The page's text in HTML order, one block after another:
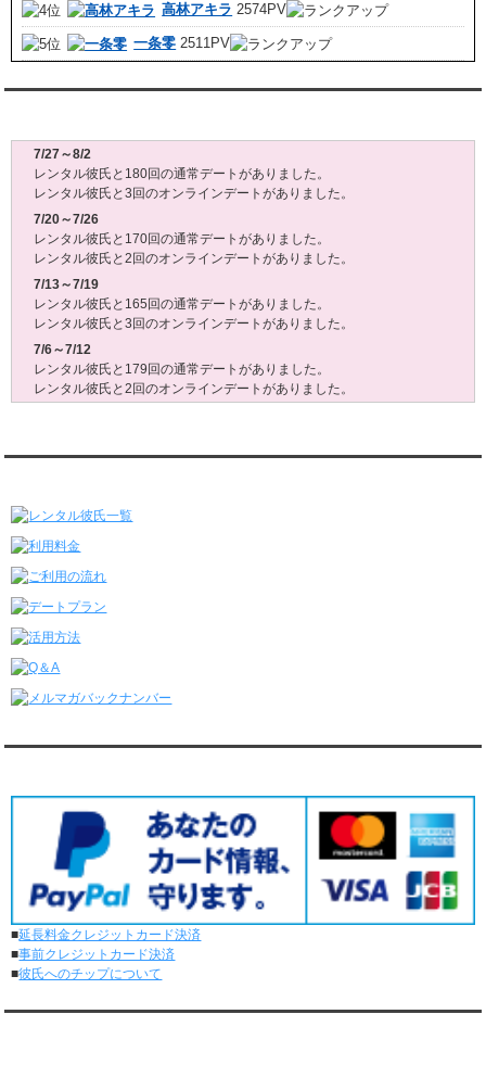
高林アキラ 2574PV
一条零 2511PV
7/27～8/2
レンタル彼氏と180回の通常デートがありました。
レンタル彼氏と3回のオンラインデートがありました。
7/20～7/26
レンタル彼氏と170回の通常デートがありました。
レンタル彼氏と2回のオンラインデートがありました。
7/13～7/19
レンタル彼氏と165回の通常デートがありました。
レンタル彼氏と3回のオンラインデートがありました。
7/6～7/12
レンタル彼氏と179回の通常デートがありました。
レンタル彼氏と2回のオンラインデートがありました。
レンタル彼氏と3回のオンラインデートがありました。
レンタル彼氏と2回のオンラインデートがありました。
6/15～6/21
レンタル彼氏と4回のオンラインデートがありました。
6/8～6/14
レンタル彼氏と161回の通常デートがありました。
レンタル彼氏と3回のオンラインデートがありました。
6/1～6/7
レンタル彼氏と165回の通常デートがありました。
レンタル彼氏と153回の通常デートがありました。
レンタル彼氏と1回のオンラインデートがありました。
5/11～5/17
レンタル彼氏と164回の通常デートがありました。
レンタル彼氏と2回のオンラインデートがありました。
5/4～5/10
レンタル彼氏と151回の通常デートがありました。
レンタル彼氏と2回のオンラインデートがありました。
■延長料金クレジットカード決済
■事前クレジットカード決済
■彼氏へのチップについて